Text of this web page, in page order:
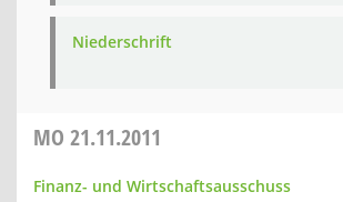
Niederschrift
MO 21.11.2011
Finanz- und Wirtschaftsausschuss